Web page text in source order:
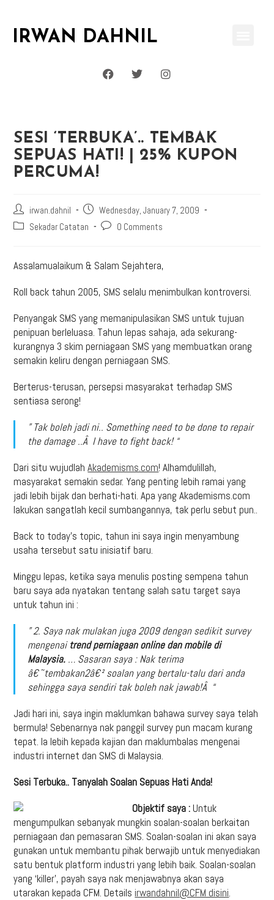
IRWAN DAHNIL
SESI ‘TERBUKA’.. TEMBAK
SEPUAS HATI! | 25% KUPON
PERCUMA!
irwan.dahnil
Wednesday, January 7, 2009
Sekadar Catatan
0 Comments
Assalamualaikum & Salam Sejahtera,
Roll back tahun 2005, SMS selalu menimbulkan kontroversi.
Penyangak SMS yang memanipulasikan SMS untuk tujuan
penipuan berleluasa. Tahun lepas sahaja, ada sekurang-
kurangnya 3 skim perniagaan SMS yang membuatkan orang
semakin keliru dengan perniagaan SMS.
Berterus-terusan, persepsi masyarakat terhadap SMS
sentiasa serong!
” Tak boleh jadi ni.. Something need to be done to repair
the damage ..Â I have to fight back! “
Dari situ wujudlahAkademisms.com! Alhamdulillah,
masyarakat semakin sedar. Yang penting lebih ramai yang
jadi lebih bijak dan berhati-hati. Apa yang Akademisms.com
lakukan sangatlah kecil sumbangannya, tak perlu sebut pun..
Back to today’s topic, tahun ini saya ingin menyambung
usaha tersebut satu inisiatif baru.
Minggu lepas, ketika saya menulis posting sempena tahun
baru saya ada nyatakan tentang salah satu target saya
untuk tahun ini :
” 2. Saya nak mulakan juga 2009 dengan sedikit survey
mengenaitrend perniagaan online dan mobile di
Malaysia. … Sasaran saya : Nak terima
â€˜tembakan2â€² soalan yang bertalu-talu dari anda
sehingga saya sendiri tak boleh nak jawab!Â “
Jadi hari ini, saya ingin maklumkan bahawa survey saya telah
bermula! Sebenarnya nak panggil survey pun macam kurang
tepat. Ia lebih kepada kajian dan maklumbalas mengenai
industri internet dan SMS di Malaysia.
Sesi Terbuka.. Tanyalah Soalan Sepuas Hati Anda!
Objektif saya : Untuk
mengumpulkan sebanyak mungkin soalan-soalan berkaitan
perniagaan dan pemasaran SMS. Soalan-soalan ini akan saya
gunakan untuk membantu pihak berwajib untuk menyediakan
satu bentuk platform industri yang lebih baik. Soalan-soalan
yang ‘killer’, payah saya nak menjawabnya akan saya
utarakan kepada CFM. Details irwandahnil@CFM disini.